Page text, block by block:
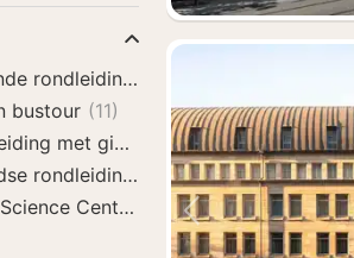
Vorige foto
rondleiding door Beck's Brouwerij
bustour (11)
met gids door het stadscentrum
rondleiding
(11)
Center Entree Ticket (11)